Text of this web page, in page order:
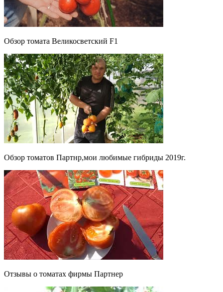
Обзор томата Великосветский F1
Обзор томатов Партнр,мои любимые гибриды 2019г.
Отзывы о томатах фирмы Партнер